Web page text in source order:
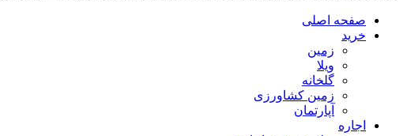
صفحه اصلی
خرید
زمین
ویلا
گلخانه
زمین کشاورزی
آپارتمان
اجاره